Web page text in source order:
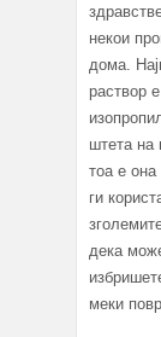
некои
дома.
раствор
штета на
тоа е
ги
дека
меки